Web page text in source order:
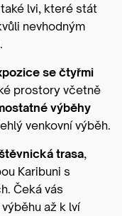
lvi, které stát
nevhodným
se čtyřmi
prostory včetně
výběhy
venkovní výběh.
trasa,
Karibuni s
Čeká vás
až k lví